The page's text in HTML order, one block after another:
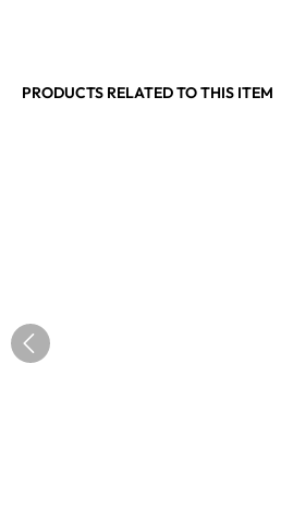
PRODUCTS RELATED TO THIS ITEM